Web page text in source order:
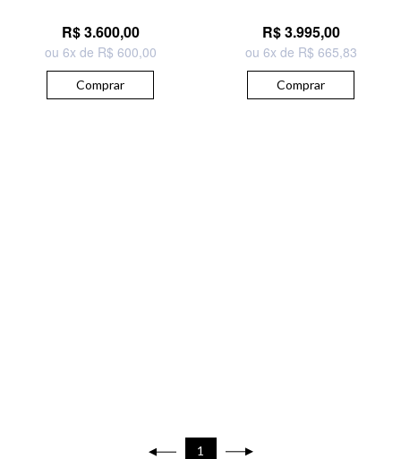
R$ 3.600,00
ou 6x de R$ 600,00
Comprar
R$ 3.995,00
ou 6x de R$ 665,83
Comprar
1